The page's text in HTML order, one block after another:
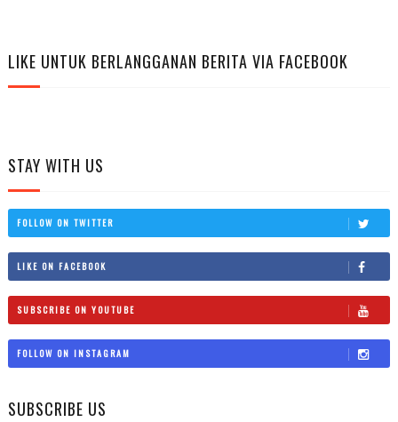
LIKE UNTUK BERLANGGANAN BERITA VIA FACEBOOK
STAY WITH US
FOLLOW ON TWITTER
LIKE ON FACEBOOK
SUBSCRIBE ON YOUTUBE
FOLLOW ON INSTAGRAM
SUBSCRIBE US